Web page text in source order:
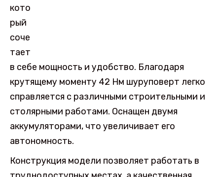
кото
рый
соче
тает
в себе мощность и удобство. Благодаря
крутящему моменту 42 Нм шуруповерт легко
справляется с различными строительными и
столярными работами. Оснащен двумя
аккумуляторами, что увеличивает его
автономность.
Конструкция модели позволяет работать в